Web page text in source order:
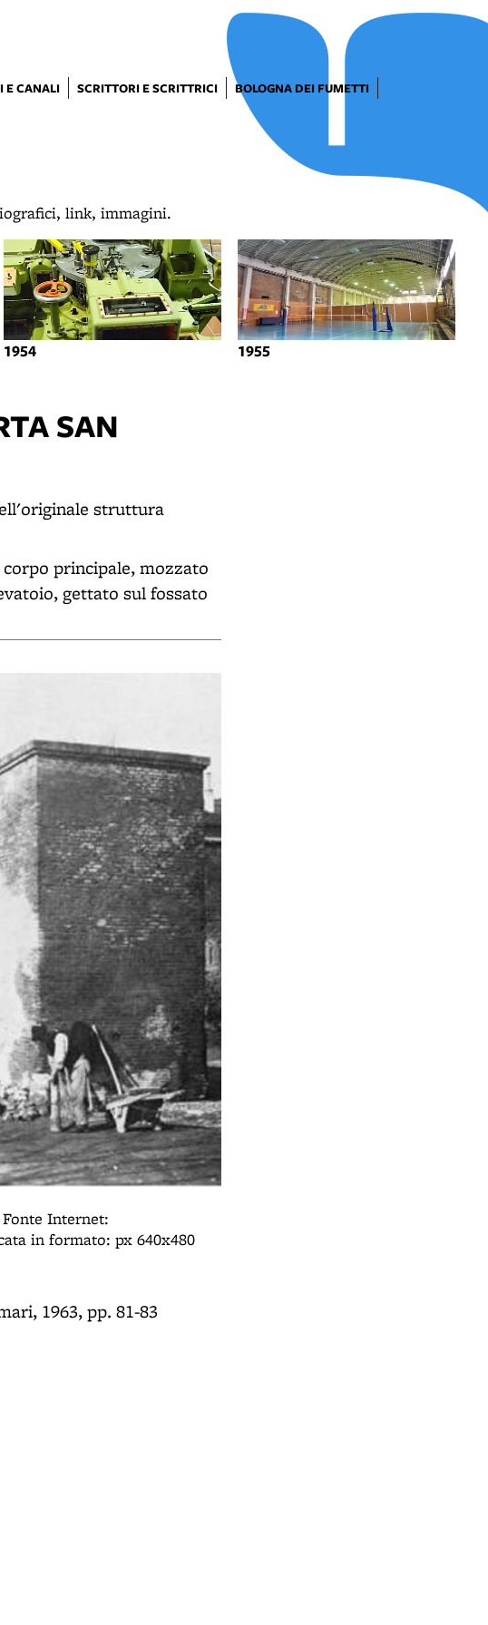
E CANALI SCRITTORI E SCRITTRICI
BOLOGNA DEI FUMETTI
link, immagini.
1954 1955
SAN
struttura
principale, mozzato
gettato sul fossato
Internet:
in formato: px 640x480
1963, pp. 81-83